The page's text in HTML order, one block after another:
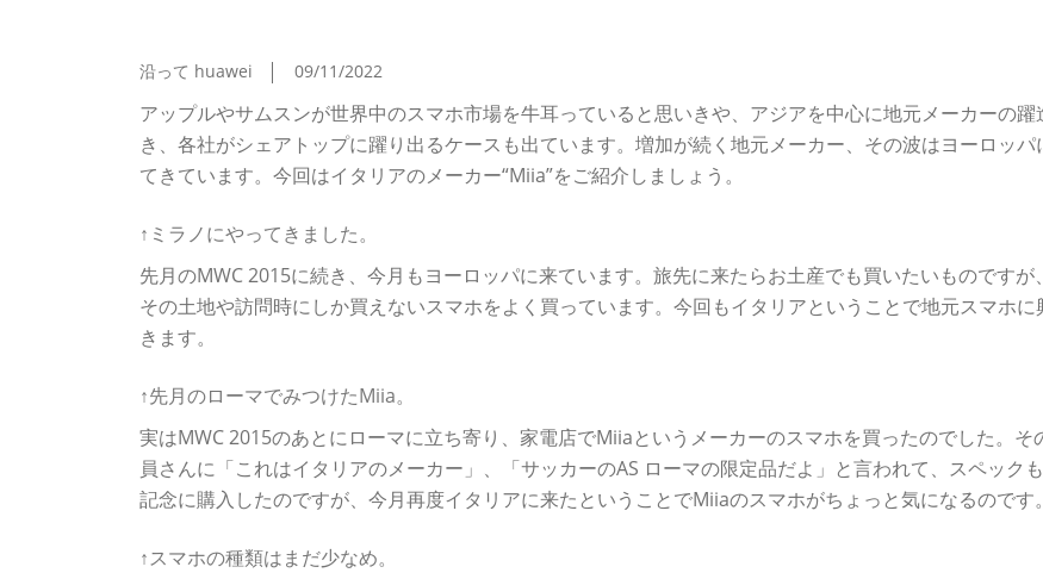
沿って huawei 09/11/2022
アップルやサムスンが世界中のスマホ市場を牛耳っていると思いきや、アジアを中心に地元メーカーの躍
き、各社がシェアトップに躍り出るケースも出ています。増加が続く地元メーカー、その波はヨーロッパ
てきています。今回はイタリアのメーカー“Miia”をご紹介しましょう。
↑ミラノにやってきました。
先月のMWC 2015に続き、今月もヨーロッパに来ています。旅先に来たらお土産でも買いたいものですが
その土地や訪問時にしか買えないスマホをよく買っています。今回もイタリアということで地元スマホに
きます。
↑先月のローマでみつけたMiia。
実はMWC 2015のあとにローマに立ち寄り、家電店でMiiaというメーカーのスマホを買ったのでした。そ
員さんに「これはイタリアのメーカー」、「サッカーのAS ローマの限定品だよ」と言われて、スペック
記念に購入したのですが、今月再度イタリアに来たということでMiiaのスマホがちょっと気になるのです。
↑スマホの種類はまだ少なめ。